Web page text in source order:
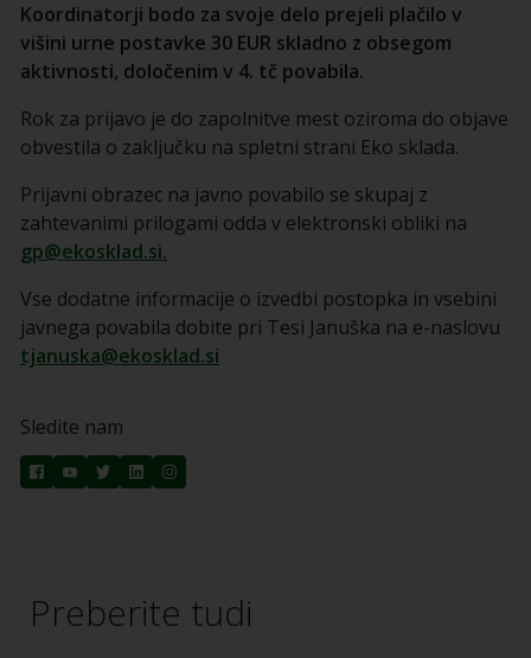
Koordinatorji bodo za svoje delo prejeli plačilo v
višini urne postavke 30 EUR skladno z obsegom
aktivnosti, določenim v 4. tč povabila.
Rok za prijavo je do zapolnitve mest oziroma do objave
obvestila o zaključku na spletni strani Eko sklada.
Prijavni obrazec na javno povabilo se skupaj z
zahtevanimi prilogami odda v elektronski obliki na
gp@ekosklad.si.
Vse dodatne informacije o izvedbi postopka in vsebini
javnega povabila dobite pri Tesi Januška na e-naslovu
tjanuska@ekosklad.si
Sledite nam
Preberite tudi